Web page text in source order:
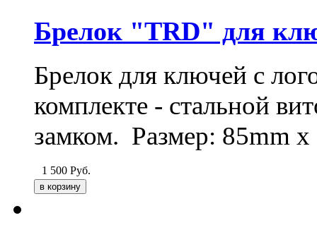
Брелок "TRD" для
Брелок для ключей с
комплекте - стальной
замком. Размер: 85mm
1 500 Руб.